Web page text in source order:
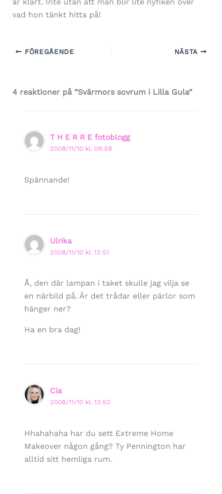
vad hon tänkt hitta på!
FÖREGÅENDE NÄSTA
4 reaktioner på ”Svärmors sovrum i Lilla Gula”
T H E R R E fotoblogg
2008/11/10 kl. 09:58
Spännande!
Ulrika
2008/11/10 kl. 13:51
Å, den där lampan i taket skulle jag vilja se
en närbild på. Är det trådar eller pärlor som
hänger ner?
Ha en bra dag!
Cia
2008/11/10 kl. 13:52
Hhahahaha har du sett Extreme Home
Makeover någon gång? Ty Pennington har
alltid sitt hemliga rum.